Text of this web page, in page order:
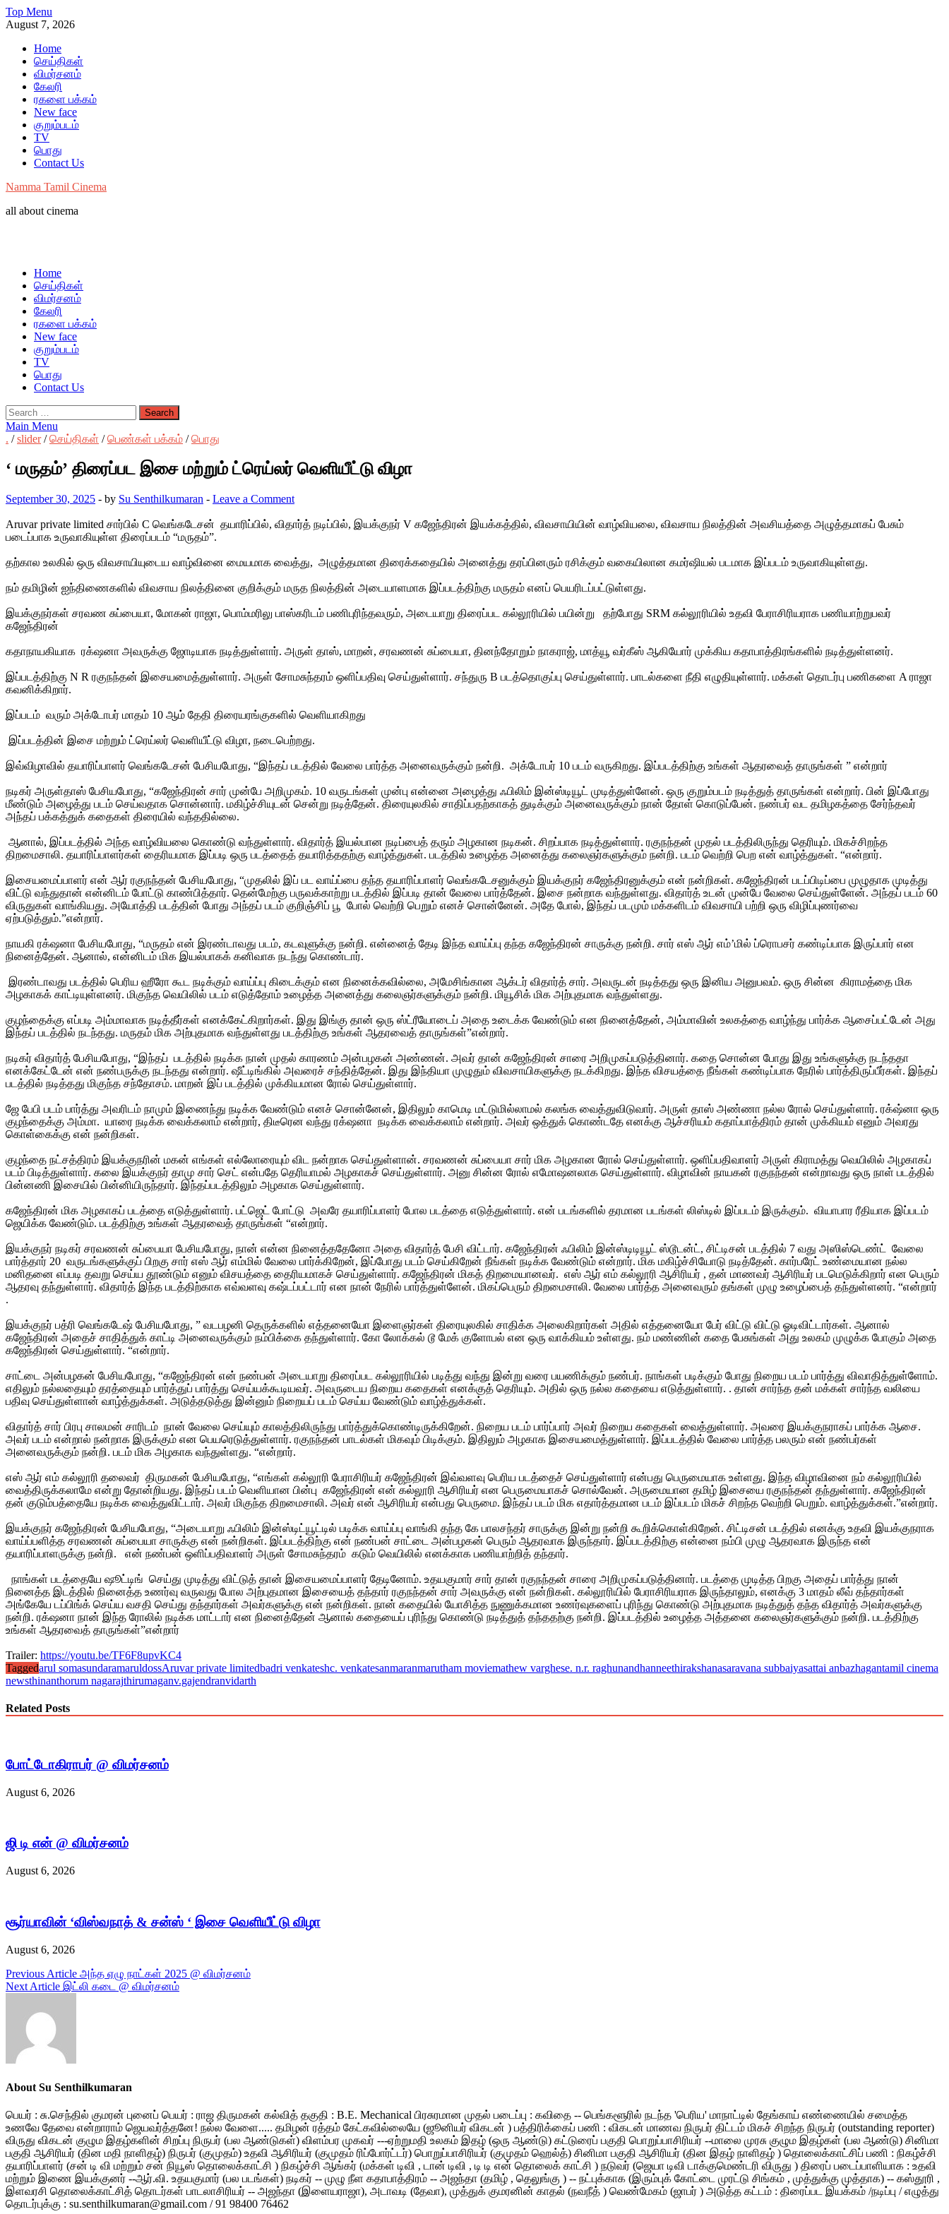
Skip
to
Top Menu
August 7, 2026
Home
செய்திகள்
விமர்சனம்
கேலரி
ரகளை பக்கம்
New face
குறும்படம்
TV
பொது
Contact Us
Namma Tamil Cinema
all about cinema
Home
செய்திகள்
விமர்சனம்
கேலரி
ரகளை பக்கம்
New face
குறும்படம்
TV
பொது
Contact Us
Search
for:
Main Menu
. /slider/செய்திகள் /பெண்கள் பக்கம் /பொது
‘ மருதம்’ திரைப்பட இசை மற்றும் ட்ரெய்லர் வெளியீட்டு விழா
September 30, 2025 - by Su Senthilkumaran - Leave a Comment
Aruvar private limited சார்பில் C வெங்கடேசன் தயாரிப்பில், விதார்த் நடிப்பில், இயக்குநர் V கஜேந்திரன் இயக்கத்தில், விவசாயியின் வாழ்வியலை, விவசாய நிலத்தின் அவசியத்தை அழுத்தமாகப் பேசும்
படைப்பாக உருவாகியுள்ள திரைப்படம் “மருதம்”.
தற்கால உலகில் ஒரு விவசாயியுடைய வாழ்வினை மையமாக வைத்து, அழுத்தமான திரைக்கதையில் அனைத்து தரப்பினரும் ரசிக்கும் வகையிலான கமர்ஷியல் படமாக இப்படம் உருவாகியுள்ளது.
நம் தமிழின் ஐந்திணைகளில் விவசாய நிலத்தினை குறிக்கும் மருத நிலத்தின் அடையாளமாக இப்படத்திற்கு மருதம் எனப் பெயரிடப்பட்டுள்ளது.
இயக்குநர்கள் சரவண சுப்பையா, மோகன் ராஜா, பொம்மரிலு பாஸ்கரிடம் பணிபுரிந்தவரும், அடையாறு திரைப்பட கல்லூரியில் பயின்று தற்போது SRM கல்லூரியில் உதவி பேராசிரியராக பணியாற்றுபவர்
கஜேந்திரன்
கதாநாயகியாக ரக்‌ஷனா அவருக்கு ஜோடியாக நடித்துள்ளார். அருள் தாஸ், மாறன், சரவணன் சுப்பையா, தினந்தோறும் நாகராஜ், மாத்யூ வர்கீஸ் ஆகியோர் முக்கிய கதாபாத்திரங்களில் நடித்துள்ளனர்.
இப்படத்திற்கு N R ரகுநந்தன் இசையமைத்துள்ளார். அருள் சோமசுந்தரம் ஒளிப்பதிவு செய்துள்ளார். சந்துரு B படத்தொகுப்பு செய்துள்ளார். பாடல்களை நீதி எழுதியுள்ளார். மக்கள் தொடர்பு பணிகளை A ராஜா
கவனிக்கிறார்.
இப்படம் வரும் அக்டோபர் மாதம் 10 ஆம் தேதி திரையரங்குகளில் வெளியாகிறது
இப்படத்தின் இசை மற்றும் ட்ரெய்லர் வெளியீட்டு விழா, நடைபெற்றது.
இவ்விழாவில் தயாரிப்பாளர் வெங்கடேசன் பேசியபோது, “இந்தப் படத்தில் வேலை பார்த்த அனைவருக்கும் நன்றி. அக்டோபர் 10 படம் வருகிறது. இப்படத்திற்கு உங்கள் ஆதரவைத் தாருங்கள் ” என்றார்
நடிகர் அருள்தாஸ் பேசியபோது, “கஜேந்திரன் சார் முன்பே அறிமுகம். 10 வருடங்கள் முன்பு என்னை அழைத்து ஃபிலிம் இன்ஸ்டியூட் முடித்துள்ளேன். ஒரு குறும்படம் நடித்துத் தாருங்கள் என்றார். பின் இப்போது
மீண்டும் அழைத்து படம் செய்வதாக சொன்னார். மகிழ்ச்சியுடன் சென்று நடித்தேன். திரையுலகில் சாதிப்பதற்காகத் துடிக்கும் அனைவருக்கும் நான் தோள் கொடுப்பேன். நண்பர் வட தமிழகத்தை சேர்ந்தவர்
அந்தப் பக்கத்துக் கதைகள் திரையில் வந்ததில்லை.
ஆனால், இப்படத்தில் அந்த வாழ்வியலை கொண்டு வந்துள்ளார். விதார்த் இயல்பான நடிப்பைத் தரும் அழகான நடிகன். சிறப்பாக நடித்துள்ளார். ரகுநந்தன் முதல் படத்திலிருந்து தெரியும். மிகச்சிறந்த
திறமைசாலி. தயாரிப்பாளர்கள் தைரியமாக இப்படி ஒரு படத்தைத் தயாரித்ததற்கு வாழ்த்துகள். படத்தில் உழைத்த அனைத்து கலைஞர்களுக்கும் நன்றி. படம் வெற்றி பெற என் வாழ்த்துகள். “என்றார்.
இசையமைப்பாளர் என் ஆர் ரகுநந்தன் பேசியபோது, “முதலில் இப் பட வாய்ப்பை தந்த தயாரிப்பாளர் வெங்கடேசனுக்கும் இயக்குநர் கஜேந்திரனுக்கும் என் நன்றிகள். கஜேந்திரன் படப்பிடிப்பை முழுதாக முடித்து
விட்டு வந்துதான் என்னிடம் போட்டு காண்பித்தார். தென்மேற்கு பருவக்காற்று படத்தில் இப்படி தான் வேலை பார்த்தேன். இசை நன்றாக வந்துள்ளது. விதார்த் உடன் முன்பே வேலை செய்துள்ளேன். அந்தப் படம் 60
விருதுகள் வாங்கியது. அயோத்தி படத்தின் போது அந்தப் படம் குறிஞ்சிப் பூ போல் வெற்றி பெறும் எனச் சொன்னேன். அதே போல், இந்தப் படமும் மக்களிடம் விவசாயி பற்றி ஒரு விழிப்புணர்வை
ஏற்படுத்தும்.”என்றார்.
நாயகி ரக்‌ஷனா பேசியபோது, “மருதம் என் இரண்டாவது படம், கடவுளுக்கு நன்றி. என்னைத் தேடி இந்த வாய்ப்பு தந்த கஜேந்திரன் சாருக்கு நன்றி. சார் எஸ் ஆர் எம்’மில் ப்ரொபசர் கண்டிப்பாக இருப்பார் என
நினைத்தேன். ஆனால், என்னிடம் மிக இயல்பாகக் கனிவாக நடந்து கொண்டார்.
இரண்டாவது படத்தில் பெரிய ஹீரோ கூட நடிக்கும் வாய்ப்பு கிடைக்கும் என நினைக்கவில்லை, அமேசிங்கான ஆக்டர் விதார்த் சார். அவருடன் நடித்தது ஒரு இனிய அனுபவம். ஒரு சின்ன கிராமத்தை மிக
அழகாகக் காட்டியுள்ளனர். மிகுந்த வெயிலில் படம் எடுத்தோம் உழைத்த அனைத்து கலைஞர்களுக்கும் நன்றி. மியூசிக் மிக அற்புதமாக வந்துள்ளது.
குழந்தைக்கு எப்படி அம்மாவாக நடித்தீர்கள் எனக்கேட்கிறார்கள். இது இங்கு தான் ஒரு ஸ்ட்ரீயோடைப் அதை உடைக்க வேண்டும் என நினைத்தேன், அம்மாவின் உலகத்தை வாழ்ந்து பார்க்க ஆசைப்பட்டேன் அது
இந்தப் படத்தில் நடந்தது. மருதம் மிக அற்புதமாக வந்துள்ளது படத்திற்கு உங்கள் ஆதரவைத் தாருங்கள்”என்றார்.
நடிகர் விதார்த் பேசியபோது, “இந்தப் படத்தில் நடிக்க நான் முதல் காரணம் அன்பழகன் அண்ணன். அவர் தான் கஜேந்திரன் சாரை அறிமுகப்படுத்தினார். கதை சொன்ன போது இது உங்களுக்கு நடந்ததா
எனக்கேட்டேன் என் நண்பருக்கு நடந்தது என்றார். ஷீட்டிங்கில் அவரைச் சந்தித்தேன். இது இந்தியா முழுதும் விவசாயிகளுக்கு நடக்கிறது. இந்த விசயத்தை நீங்கள் கண்டிப்பாக நேரில் பார்த்திருப்பீர்கள். இந்தப்
படத்தில் நடித்தது மிகுந்த சந்தோசம். மாறன் இப் படத்தில் முக்கியமான ரோல் செய்துள்ளார்.
ஜே பேபி படம் பார்த்து அவரிடம் நாமும் இணைந்து நடிக்க வேண்டும் எனச் சொன்னேன், இதிலும் காமெடி மட்டுமில்லாமல் கலங்க வைத்துவிடுவார். அருள் தாஸ் அண்ணா நல்ல ரோல் செய்துள்ளார். ரக்‌ஷ்னா ஒரு
குழந்தைக்கு அம்மா. யாரை நடிக்க வைக்கலாம் என்றார், திடீரென வந்து ரக்‌ஷனா நடிக்க வைக்கலாம் என்றார். அவர் ஒத்துக் கொண்டதே எனக்கு ஆச்சரியம் கதாப்பாத்திரம் தான் முக்கியம் எனும் அவரது
கொள்கைக்கு என் நன்றிகள்.
குழந்தை நட்சத்திரம் இயக்குநரின் மகன் எங்கள் எல்லோரையும் விட நன்றாக செய்துள்ளான். சரவணன் சுப்பையா சார் மிக அழகான ரோல் செய்துள்ளார். ஒளிப்பதிவாளர் அருள் கிராமத்து வெயிலில் அழகாகப்
படம் பிடித்துள்ளார். கலை இயக்குநர் தாமு சார் செட் என்பதே தெரியாமல் அழகாகச் செய்துள்ளார். அனு சின்ன ரோல் எமோஷனலாக செய்துள்ளார். விழாவின் நாயகன் ரகுநந்தன் என்றாவது ஒரு நாள் படத்தில்
பின்னணி இசையில் பின்னியிருந்தார். இந்தப்படத்திலும் அழகாக செய்துள்ளார்.
கஜேந்திரன் மிக அழகாகப் படத்தை எடுத்துள்ளார். பட்ஜெட் போட்டு அவரே தயாரிப்பாளர் போல படத்தை எடுத்துள்ளார். என் படங்களில் தரமான படங்கள் லிஸ்டில் இப்படம் இருக்கும். வியாபார ரீதியாக இப்படம்
ஜெயிக்க வேண்டும். படத்திற்கு உங்கள் ஆதரவைத் தாருங்கள் “என்றார்.
இயக்குநர் நடிகர் சரவணன் சுப்பையா பேசியபோது, நான் என்ன நினைத்ததேனோ அதை விதார்த் பேசி விட்டார். கஜேந்திரன் ஃபிலிம் இன்ஸ்டிடியூட் ஸ்டூடன்ட், சிட்டிசன் படத்தில் 7 வது அஸிஸ்டெண்ட் வேலை
பார்த்தார் 20 வருடங்களுக்குப் பிறகு சார் எஸ் ஆர் எம்மில் வேலை பார்க்கிறேன், இப்போது படம் செய்கிறேன் நீங்கள் நடிக்க வேண்டும் என்றார். மிக மகிழ்ச்சியோடு நடித்தேன். கார்பரேட் உண்மையான நல்ல
மனிதனை எப்படி தவறு செய்ய தூண்டும் எனும் விசயத்தை தைரியமாகச் செய்துள்ளார். கஜேந்திரன் மிகத் திறமையானவர். எஸ் ஆர் எம் கல்லூரி ஆசிரியர் , தன் மாணவர் ஆசிரியர் படமெடுக்கிறார் என பெரும்
ஆதரவு தந்துள்ளார். விதார்த் இந்த படத்திற்காக எவ்வளவு கஷ்டப்பட்டார் என நான் நேரில் பார்த்துள்ளேன். மிகப்பெரும் திறமைசாலி. வேலை பார்த்த அனைவரும் தங்கள் முழு உழைப்பைத் தந்துள்ளனர். “என்றார்
.
இயக்குநர் பத்ரி வெங்கடேஷ் பேசியபோது, ” வடபழனி தெருக்களில் எத்தனையோ இளைஞர்கள் திரையுலகில் சாதிக்க அலைகிறார்கள் அதில் எத்தனையோ பேர் விட்டு விட்டு ஓடிவிட்டார்கள். ஆனால்
கஜேந்திரன் அதைச் சாதித்துக் காட்டி அனைவருக்கும் நம்பிக்கை தந்துள்ளார். கோ லோக்கல் டூ மேக் குளோபல் என ஒரு வாக்கியம் உள்ளது. நம் மண்ணின் கதை பேசுங்கள் அது உலகம் முழுக்க போகும் அதை
கஜேந்திரன் செய்துள்ளார். “என்றார்.
சாட்டை அன்பழகன் பேசியபோது, “கஜேந்திரன் என் நண்பன் அடையாறு திரைப்பட கல்லூரியில் படித்து வந்து இன்று வரை பயணிக்கும் நண்பர். நாங்கள் படிக்கும் போது நிறைய படம் பார்த்து விவாதித்துள்ளோம்.
எதிலும் நல்லதையும் தரத்தையும் பார்த்துப் பார்த்து செய்யக்கூடியவர். அவருடைய நிறைய கதைகள் எனக்குத் தெரியும். அதில் ஒரு நல்ல கதையை எடுத்துள்ளார். . தான் சார்ந்த தன் மக்கள் சார்ந்த வலியை
பதிவு செய்துள்ளான் வாழ்த்துக்கள். அடுத்தடுத்து இன்னும் நிறையப் படம் செய்ய வேண்டும் வாழ்த்துக்கள்.
விதார்த் சார் பிரபு சாலமன் சாரிடம் நான் வேலை செய்யும் காலத்திலிருந்து பார்த்துக்கொண்டிருக்கிறேன். நிறைய படம் பார்ப்பார் அவர் நிறைய கதைகள் வைத்துள்ளார். அவரை இயக்குநராகப் பார்க்க ஆசை.
அவர் படம் என்றால் நன்றாக இருக்கும் என பெயரெடுத்துள்ளார். ரகுநந்தன் பாடல்கள் மிகவும் பிடிக்கும். இதிலும் அழகாக இசையமைத்துள்ளார். இப்படத்தில் வேலை பார்த்த பலரும் என் நண்பர்கள்
அனைவருக்கும் நன்றி. படம் மிக அழகாக வந்துள்ளது. “என்றார்.
எஸ் ஆர் எம் கல்லூரி தலைவர் திருமகன் பேசியபோது, “எங்கள் கல்லூரி பேராசிரியர் கஜேந்திரன் இவ்வளவு பெரிய படத்தைச் செய்துள்ளார் என்பது பெருமையாக உள்ளது. இந்த விழாவினை நம் கல்லூரியில்
வைத்திருக்கலாமே என்று தோன்றியது. இந்தப் படம் வெளியான பின்பு கஜேந்திரன் என் கல்லூரி ஆசிரியர் என பெருமையாகச் சொல்வேன். அருமையான தமிழ் இசையை ரகுநந்தன் தந்துள்ளார். கஜேந்திரன்
தன் குடும்பத்தையே நடிக்க வைத்துவிட்டார். அவர் மிகுந்த திறமைசாலி. அவர் என் ஆசிரியர் என்பது பெருமை. இந்தப் படம் மிக எதார்த்தமான படம் இப்படம் மிகச் சிறந்த வெற்றி பெறும். வாழ்த்துக்கள்.”என்றார்.
இயக்குநர் கஜேந்திரன் பேசியபோது, “அடையாறு ஃபிலிம் இன்ஸ்டிட்யூட்டில் படிக்க வாய்ப்பு வாங்கி தந்த கே பாலசந்தர் சாருக்கு இன்று நன்றி கூறிக்கொள்கிறேன். சிட்டிசன் படத்தில் எனக்கு உதவி இயக்குநராக
வாய்ப்பளித்த சரவணன் சுப்பையா சாருக்கு என் நன்றிகள். இப்படத்திற்கு என் நண்பன் சாட்டை அன்பழகன் பெரும் ஆதரவாக இருந்தார். இப்படத்திற்கு என்னை நம்பி முழு ஆதரவாக இருந்த என்
தயாரிப்பாளருக்கு நன்றி. என் நண்பன் ஒளிப்பதிவாளர் அருள் சோமசுந்தரம் கடும் வெயிலில் எனக்காக பணியாற்றித் தந்தார்.
நாங்கள் படத்தையே ஷூட்டிங் செய்து முடித்து விட்டுத் தான் இசையமைப்பாளர் தேடினோம். உதயகுமார் சார் தான் ரகுநந்தன் சாரை அறிமுகப்படுத்தினார். படத்தை முடித்த பிறகு அதைப் பார்த்து நான்
நினைத்த இடத்தில் நினைத்த உணர்வு வருவது போல அற்புதமான இசையைத் தந்தார் ரகுநந்தன் சார் அவருக்கு என் நன்றிகள். கல்லூரியில் பேராசிரியராக இருந்தாலும், எனக்கு 3 மாதம் லீவ் தந்தார்கள்
அங்கேயே டப்பிங்க் செய்ய வசதி செய்து தந்தார்கள் அவர்களுக்கு என் நன்றிகள். நான் கதையில் யோசித்த நுணுக்கமான உணர்வுகளைப் புரிந்து கொண்டு அற்புதமாக நடித்துத் தந்த விதார்த் அவர்களுக்கு
நன்றி. ரக்‌ஷனா நான் இந்த ரோலில் நடிக்க மாட்டார் என நினைத்தேன் ஆனால் கதையைப் புரிந்து கொண்டு நடித்துத் தந்ததற்கு நன்றி. இப்படத்தில் உழைத்த அத்தனை கலைஞர்களுக்கும் நன்றி. படத்திற்கு
உங்கள் ஆதரவைத் தாருங்கள்”என்றார்
Trailer: https://youtu.be/TF6F8upvKC4
Taggedarul somasundaramaruldossAruvar private limitedbadri venkateshc. venkatesanmaranmarutham moviemathew varghese. n.r. raghunandhanneethirakshanasaravana subbaiyasattai anbazhagantamil cinema
newsthinanthorum nagarajthirumaganv.gajendranvidarth
Related Posts
போட்டோகிராபர் @ விமர்சனம்
August 6, 2026
ஜி டி என் @ விமர்சனம்
August 6, 2026
சூர்யாவின் ‘விஸ்வநாத் & சன்ஸ் ‘ இசை வெளியீட்டு விழா
August 6, 2026
Post
navigation
Previous Article அந்த ஏழு நாட்கள் 2025 @ விமர்சனம்
Next Article இட்லி கடை @ விமர்சனம்
About Su Senthilkumaran
பெயர் : சு.செந்தில் குமரன் புனைப் பெயர் : ராஜ திருமகன் கல்வித் தகுதி : B.E. Mechanical பிரசுரமான முதல் படைப்பு : கவிதை -- பெங்களூரில் நடந்த 'பெரிய' மாநாட்டில் தேங்காய் எண்ணையில் சமைத்த
உணவே தேவை என்றாராம் ஜெயவர்த்தனே! நல்ல வேளை..... தமிழன் ரத்தம் கேட்கவில்லையே (ஜூனியர் விகடன் ) பத்திரிக்கைப் பணி : விகடன் மாணவ நிருபர் திட்டம் மிகச் சிறந்த நிருபர் (outstanding reporter)
விருது விகடன் குழும இதழ்களின் சிறப்பு நிருபர் (பல ஆண்டுகள்) விளம்பர முகவர் ---ஏற்றுமதி உலகம் இதழ் (ஒரு ஆண்டு) கட்டுரைப் பகுதி பொறுப்பாசிரியர் --மாலை முரசு குழும இதழ்கள் (பல ஆண்டு) சினிமா
பகுதி ஆசிரியர் (தின மதி நாளிதழ்) நிருபர் (குமுதம்) உதவி ஆசிரியர் (குமுதம் ரிப்போர்ட்டர்) பொறுப்பாசிரியர் (குமுதம் ஹெல்த்) சினிமா பகுதி ஆசிரியர் (தின இதழ் நாளிதழ் ) தொலைக்காட்சிப் பணி : நிகழ்ச்சி
தயாரிப்பாளர் (சன் டி வி மற்றும் சன் நியூஸ் தொலைக்காட்சி ) நிகழ்ச்சி ஆங்கர் (மக்கள் டிவி , டான் டிவி , டி டி என் தொலைக் காட்சி ) நடுவர் (ஜெயா டிவி டாக்குமெண்டரி விருது ) திரைப் படைப்பாளியாக : உதவி
மற்றும் இணை இயக்குனர் --ஆர்.வி. உதயகுமார் (பல படங்கள்) நடிகர் -- முழு நீள கதாபாத்திரம் -- அஜந்தா (தமிழ் , தெலுங்கு ) -- நட்புக்காக (இரும்புக் கோட்டை முரட்டு சிங்கம் , முத்துக்கு முத்தாக) -- கஸ்தூரி ,
இளவரசி தொலைக்காட்சித் தொடர்கள் பாடலாசிரியர் -- அஜந்தா (இளையராஜா), அடாவடி (தேவா), முத்துக் குமரனின் காதல் (நவநீத் ) வெண்மேகம் (ஜாபர் ) அடுத்த கட்டம் : திரைப்பட இயக்கம் /நடிப்பு / எழுத்து
தொடர்புக்கு : su.senthilkumaran@gmail.com / 91 98400 76462